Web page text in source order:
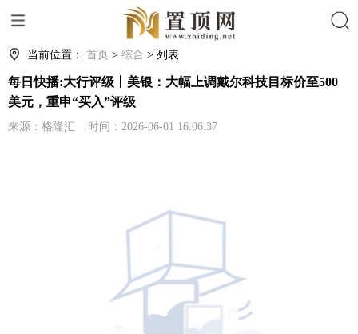
当前位置： 首页 > 综合 > 列表
每日快播:大行评级丨美银：大幅上调戴尔科技目标价至500
美元，重申“买入”评级
来源：格隆汇 时间：2026-06-01 16:06:37